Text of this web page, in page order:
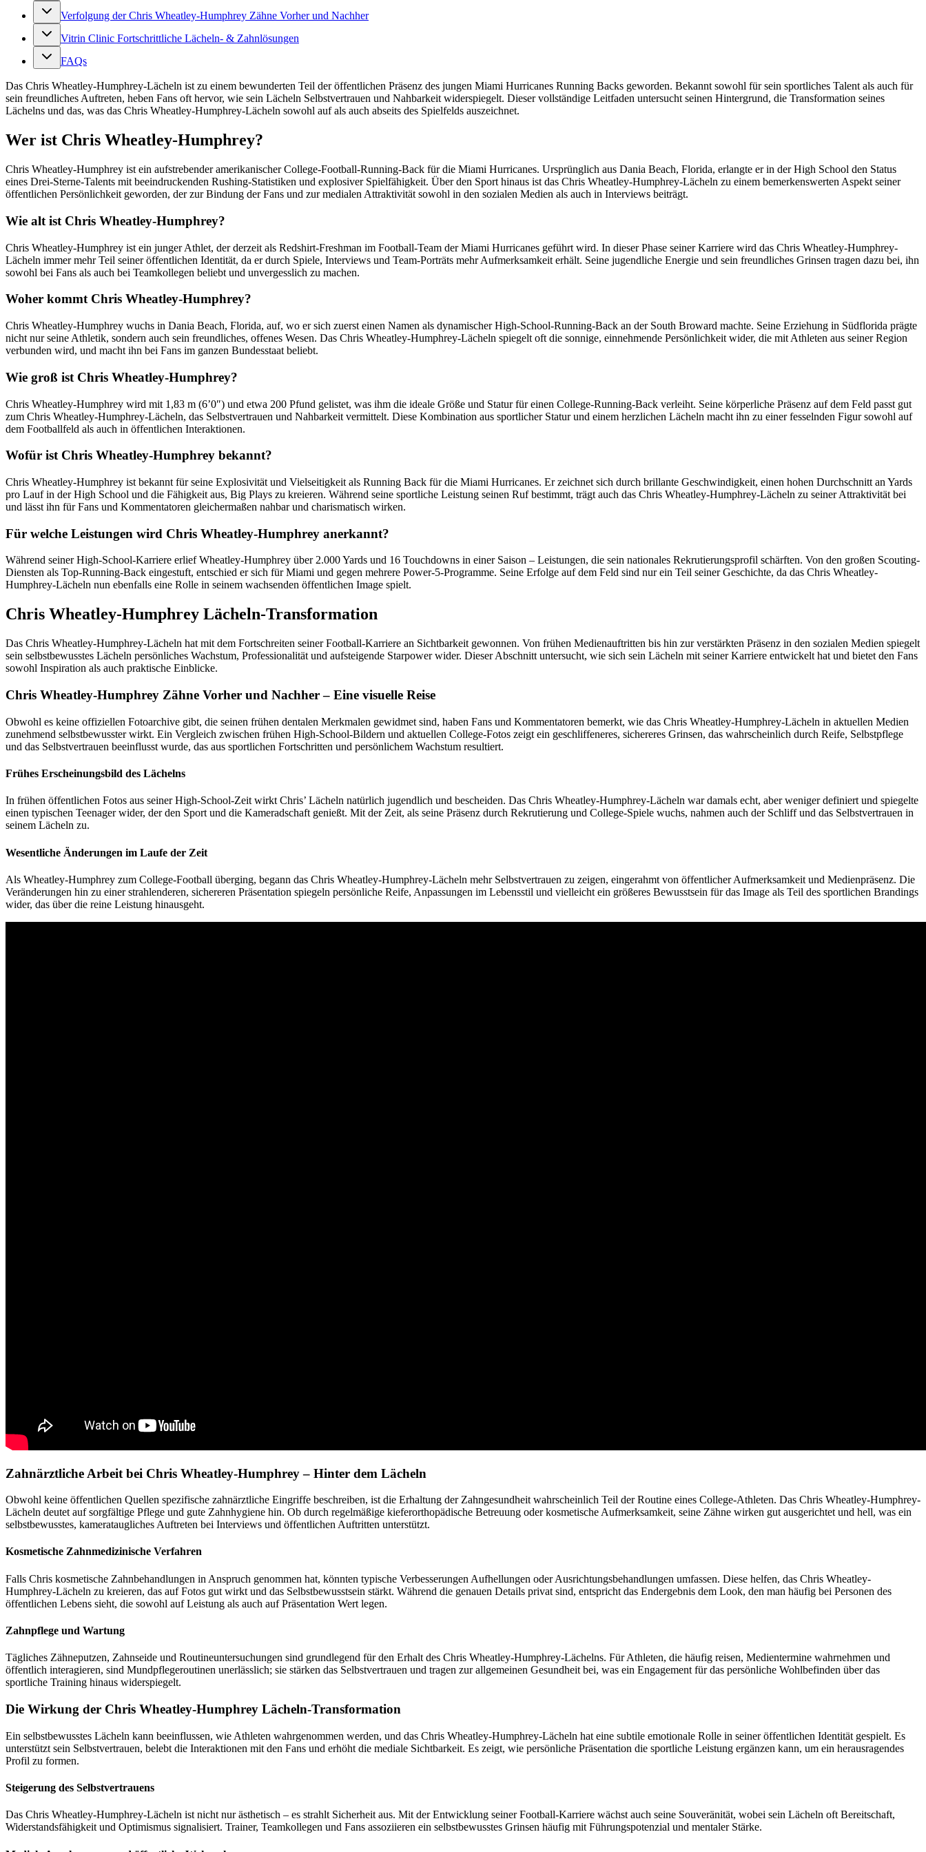
Verfolgung der Chris Wheatley-Humphrey Zähne Vorher und Nachher
Vitrin Clinic Fortschrittliche Lächeln- & Zahnlösungen
FAQs
Das Chris Wheatley-Humphrey-Lächeln ist zu einem bewunderten Teil der öffentlichen Präsenz des jungen Miami Hurricanes Running Backs geworden. Bekannt sowohl für sein sportliches Talent als auch für
sein freundliches Auftreten, heben Fans oft hervor, wie sein Lächeln Selbstvertrauen und Nahbarkeit widerspiegelt. Dieser vollständige Leitfaden untersucht seinen Hintergrund, die Transformation seines
Lächelns und das, was das Chris Wheatley-Humphrey-Lächeln sowohl auf als auch abseits des Spielfelds auszeichnet.
Wer ist Chris Wheatley-Humphrey?
Chris Wheatley-Humphrey ist ein aufstrebender amerikanischer College-Football-Running-Back für die Miami Hurricanes. Ursprünglich aus Dania Beach, Florida, erlangte er in der High School den Status
eines Drei-Sterne-Talents mit beeindruckenden Rushing-Statistiken und explosiver Spielfähigkeit. Über den Sport hinaus ist das Chris Wheatley-Humphrey-Lächeln zu einem bemerkenswerten Aspekt seiner
öffentlichen Persönlichkeit geworden, der zur Bindung der Fans und zur medialen Attraktivität sowohl in den sozialen Medien als auch in Interviews beiträgt.
Wie alt ist Chris Wheatley-Humphrey?
Chris Wheatley-Humphrey ist ein junger Athlet, der derzeit als Redshirt-Freshman im Football-Team der Miami Hurricanes geführt wird. In dieser Phase seiner Karriere wird das Chris Wheatley-Humphrey-
Lächeln immer mehr Teil seiner öffentlichen Identität, da er durch Spiele, Interviews und Team-Porträts mehr Aufmerksamkeit erhält. Seine jugendliche Energie und sein freundliches Grinsen tragen dazu bei, ihn
sowohl bei Fans als auch bei Teamkollegen beliebt und unvergesslich zu machen.
Woher kommt Chris Wheatley-Humphrey?
Chris Wheatley-Humphrey wuchs in Dania Beach, Florida, auf, wo er sich zuerst einen Namen als dynamischer High-School-Running-Back an der South Broward machte. Seine Erziehung in Südflorida prägte
nicht nur seine Athletik, sondern auch sein freundliches, offenes Wesen. Das Chris Wheatley-Humphrey-Lächeln spiegelt oft die sonnige, einnehmende Persönlichkeit wider, die mit Athleten aus seiner Region
verbunden wird, und macht ihn bei Fans im ganzen Bundesstaat beliebt.
Wie groß ist Chris Wheatley-Humphrey?
Chris Wheatley-Humphrey wird mit 1,83 m (6’0″) und etwa 200 Pfund gelistet, was ihm die ideale Größe und Statur für einen College-Running-Back verleiht. Seine körperliche Präsenz auf dem Feld passt gut
zum Chris Wheatley-Humphrey-Lächeln, das Selbstvertrauen und Nahbarkeit vermittelt. Diese Kombination aus sportlicher Statur und einem herzlichen Lächeln macht ihn zu einer fesselnden Figur sowohl auf
dem Footballfeld als auch in öffentlichen Interaktionen.
Wofür ist Chris Wheatley-Humphrey bekannt?
Chris Wheatley-Humphrey ist bekannt für seine Explosivität und Vielseitigkeit als Running Back für die Miami Hurricanes. Er zeichnet sich durch brillante Geschwindigkeit, einen hohen Durchschnitt an Yards
pro Lauf in der High School und die Fähigkeit aus, Big Plays zu kreieren. Während seine sportliche Leistung seinen Ruf bestimmt, trägt auch das Chris Wheatley-Humphrey-Lächeln zu seiner Attraktivität bei
und lässt ihn für Fans und Kommentatoren gleichermaßen nahbar und charismatisch wirken.
Für welche Leistungen wird Chris Wheatley-Humphrey anerkannt?
Während seiner High-School-Karriere erlief Wheatley-Humphrey über 2.000 Yards und 16 Touchdowns in einer Saison – Leistungen, die sein nationales Rekrutierungsprofil schärften. Von den großen Scouting-
Diensten als Top-Running-Back eingestuft, entschied er sich für Miami und gegen mehrere Power-5-Programme. Seine Erfolge auf dem Feld sind nur ein Teil seiner Geschichte, da das Chris Wheatley-
Humphrey-Lächeln nun ebenfalls eine Rolle in seinem wachsenden öffentlichen Image spielt.
Chris Wheatley-Humphrey Lächeln-Transformation
Das Chris Wheatley-Humphrey-Lächeln hat mit dem Fortschreiten seiner Football-Karriere an Sichtbarkeit gewonnen. Von frühen Medienauftritten bis hin zur verstärkten Präsenz in den sozialen Medien spiegelt
sein selbstbewusstes Lächeln persönliches Wachstum, Professionalität und aufsteigende Starpower wider. Dieser Abschnitt untersucht, wie sich sein Lächeln mit seiner Karriere entwickelt hat und bietet den Fans
sowohl Inspiration als auch praktische Einblicke.
Chris Wheatley-Humphrey Zähne Vorher und Nachher – Eine visuelle Reise
Obwohl es keine offiziellen Fotoarchive gibt, die seinen frühen dentalen Merkmalen gewidmet sind, haben Fans und Kommentatoren bemerkt, wie das Chris Wheatley-Humphrey-Lächeln in aktuellen Medien
zunehmend selbstbewusster wirkt. Ein Vergleich zwischen frühen High-School-Bildern und aktuellen College-Fotos zeigt ein geschliffeneres, sichereres Grinsen, das wahrscheinlich durch Reife, Selbstpflege
und das Selbstvertrauen beeinflusst wurde, das aus sportlichen Fortschritten und persönlichem Wachstum resultiert.
Frühes Erscheinungsbild des Lächelns
In frühen öffentlichen Fotos aus seiner High-School-Zeit wirkt Chris’ Lächeln natürlich jugendlich und bescheiden. Das Chris Wheatley-Humphrey-Lächeln war damals echt, aber weniger definiert und spiegelte
einen typischen Teenager wider, der den Sport und die Kameradschaft genießt. Mit der Zeit, als seine Präsenz durch Rekrutierung und College-Spiele wuchs, nahmen auch der Schliff und das Selbstvertrauen in
seinem Lächeln zu.
Wesentliche Änderungen im Laufe der Zeit
Als Wheatley-Humphrey zum College-Football überging, begann das Chris Wheatley-Humphrey-Lächeln mehr Selbstvertrauen zu zeigen, eingerahmt von öffentlicher Aufmerksamkeit und Medienpräsenz. Die
Veränderungen hin zu einer strahlenderen, sichereren Präsentation spiegeln persönliche Reife, Anpassungen im Lebensstil und vielleicht ein größeres Bewusstsein für das Image als Teil des sportlichen Brandings
wider, das über die reine Leistung hinausgeht.
Zahnärztliche Arbeit bei Chris Wheatley-Humphrey – Hinter dem Lächeln
Obwohl keine öffentlichen Quellen spezifische zahnärztliche Eingriffe beschreiben, ist die Erhaltung der Zahngesundheit wahrscheinlich Teil der Routine eines College-Athleten. Das Chris Wheatley-Humphrey-
Lächeln deutet auf sorgfältige Pflege und gute Zahnhygiene hin. Ob durch regelmäßige kieferorthopädische Betreuung oder kosmetische Aufmerksamkeit, seine Zähne wirken gut ausgerichtet und hell, was ein
selbstbewusstes, kamerataugliches Auftreten bei Interviews und öffentlichen Auftritten unterstützt.
Kosmetische Zahnmedizinische Verfahren
Falls Chris kosmetische Zahnbehandlungen in Anspruch genommen hat, könnten typische Verbesserungen Aufhellungen oder Ausrichtungsbehandlungen umfassen. Diese helfen, das Chris Wheatley-
Humphrey-Lächeln zu kreieren, das auf Fotos gut wirkt und das Selbstbewusstsein stärkt. Während die genauen Details privat sind, entspricht das Endergebnis dem Look, den man häufig bei Personen des
öffentlichen Lebens sieht, die sowohl auf Leistung als auch auf Präsentation Wert legen.
Zahnpflege und Wartung
Tägliches Zähneputzen, Zahnseide und Routineuntersuchungen sind grundlegend für den Erhalt des Chris Wheatley-Humphrey-Lächelns. Für Athleten, die häufig reisen, Medientermine wahrnehmen und
öffentlich interagieren, sind Mundpflegeroutinen unerlässlich; sie stärken das Selbstvertrauen und tragen zur allgemeinen Gesundheit bei, was ein Engagement für das persönliche Wohlbefinden über das
sportliche Training hinaus widerspiegelt.
Die Wirkung der Chris Wheatley-Humphrey Lächeln-Transformation
Ein selbstbewusstes Lächeln kann beeinflussen, wie Athleten wahrgenommen werden, und das Chris Wheatley-Humphrey-Lächeln hat eine subtile emotionale Rolle in seiner öffentlichen Identität gespielt. Es
unterstützt sein Selbstvertrauen, belebt die Interaktionen mit den Fans und erhöht die mediale Sichtbarkeit. Es zeigt, wie persönliche Präsentation die sportliche Leistung ergänzen kann, um ein herausragendes
Profil zu formen.
Steigerung des Selbstvertrauens
Das Chris Wheatley-Humphrey-Lächeln ist nicht nur ästhetisch – es strahlt Sicherheit aus. Mit der Entwicklung seiner Football-Karriere wächst auch seine Souveränität, wobei sein Lächeln oft Bereitschaft,
Widerstandsfähigkeit und Optimismus signalisiert. Trainer, Teamkollegen und Fans assoziieren ein selbstbewusstes Grinsen häufig mit Führungspotenzial und mentaler Stärke.